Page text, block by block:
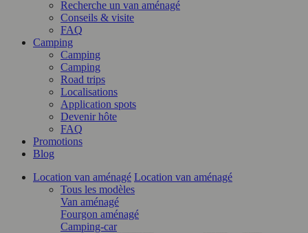
Recherche un van aménagé
Conseils & visite
FAQ
Camping
Camping
Camping
Road trips
Localisations
Application spots
Devenir hôte
FAQ
Promotions
Blog
Location van aménagé Location van aménagé
Tous les modèles
Van aménagé
Fourgon aménagé
Camping-car